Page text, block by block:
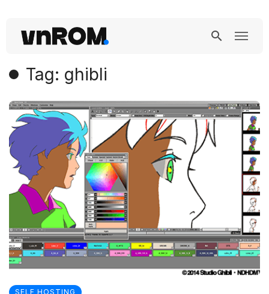
Tag: ghibli
SELF HOSTING